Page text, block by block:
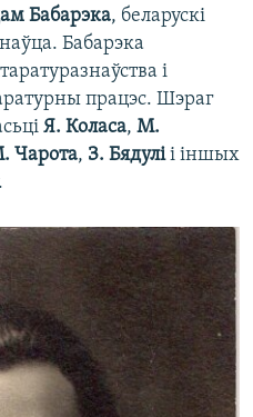
Бабарэка, беларускі
Бабарэка
і
працэс. Шэраг
Я. Коласа, М.
Чарота, З. Бядуліі іншых